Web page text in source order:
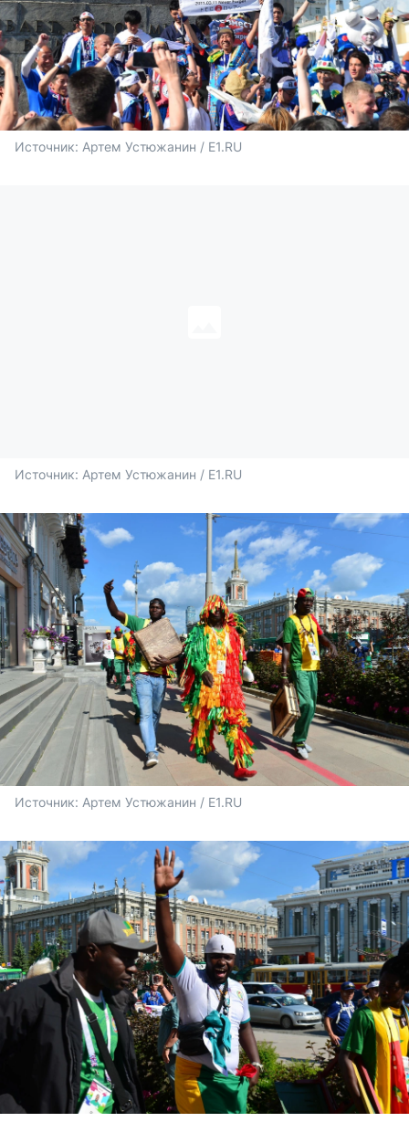
Источник: Артем Устюжанин / E1.RU
Источник: Артем Устюжанин / E1.RU
Источник: Артем Устюжанин / E1.RU